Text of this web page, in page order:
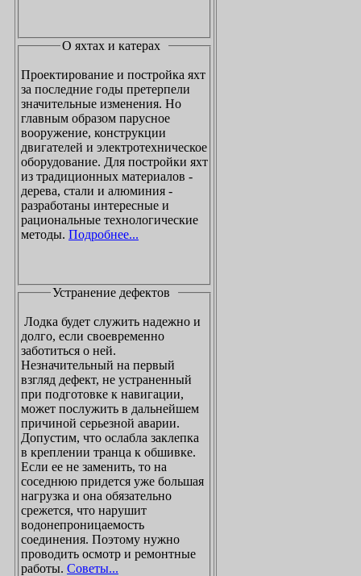
О яхтах и катерах
Проектирование и постройка яхт
за последние годы претерпели
значительные изменения. Но
главным образом парусное
вооружение, конструкции
двигателей и электротехническое
оборудование. Для постройки яхт
из традиционных материалов -
дерева, стали и алюминия -
разработаны интересные и
рациональные технологические
методы. Подробнее...
Устранение дефектов
Лодка будет служить надежно и
долго, если своевременно
заботиться о ней.
Незначительный на первый
взгляд дефект, не устраненный
при подготовке к навигации,
может послужить в дальнейшем
причиной серьезной аварии.
Допустим, что ослабла заклепка
в креплении транца к обшивке.
Если ее не заменить, то на
соседнюю придется уже большая
нагрузка и она обязательно
срежется, что нарушит
водонепроницаемость
соединения. Поэтому нужно
проводить осмотр и ремонтные
работы. Советы...